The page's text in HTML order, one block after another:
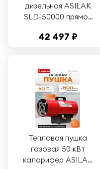
дизельная ASILAK
SLD-50000 прямой
42 497 ₽
Тепловая пушка
газовая 50 кВт
калорифер ASILAK